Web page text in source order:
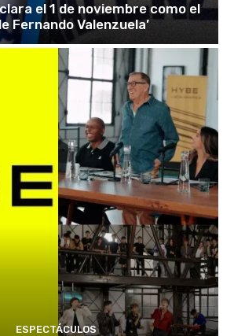
el 1 de noviembre como el
Fernando Valenzuela’
ESPECTÁCULOS